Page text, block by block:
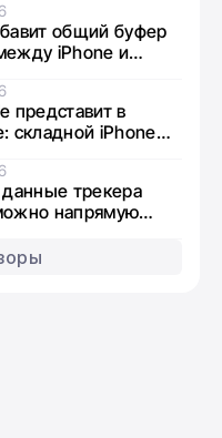
общий буфер
iPhone и
требованию
и Microsoft
представит в
складной iPhone
18 Pro и умные
трекера
напрямую
с Apple